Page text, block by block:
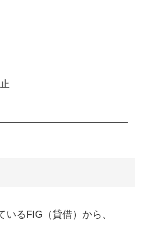
るFIG（貸借）から、